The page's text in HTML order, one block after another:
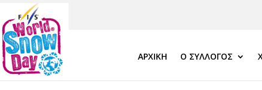
ΑΡΧΙΚΗ Ο ΣΎΛΛΟΓΟΣ